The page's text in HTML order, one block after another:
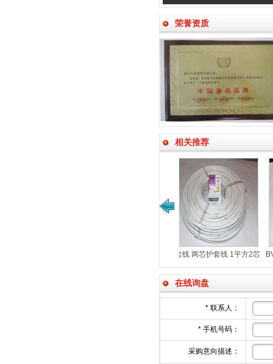
荣誉资质
相关推荐
护套线 两芯护套线 1平方2芯
BV25铜芯线 单芯铜线 单
铜芯聚氯乙烯绝缘电线
BV25铜芯线
在线询盘
* 联系人：
* 手机号码：
采购意向描述：